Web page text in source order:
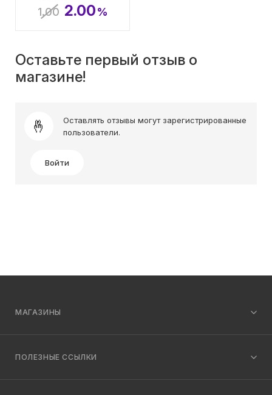
1.00 2.00%
Оставьте первый отзыв о
магазине!
Оставлять отзывы могут зарегистрированные
пользователи.
Войти
МАГАЗИНЫ
ПОЛЕЗНЫЕ ССЫЛКИ